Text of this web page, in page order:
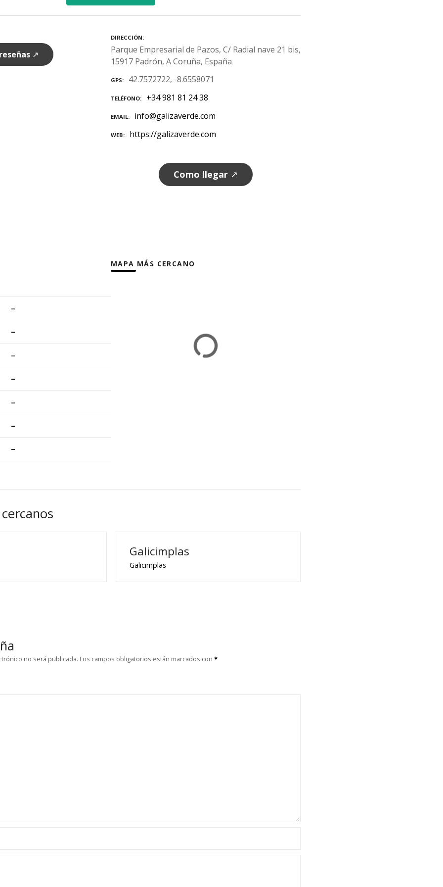
↗
DIRECCIÓN
Parque Empresarial de Pazos, C/ Radial nave 21 bis,
15917 Padrón, A Coruña, España
GPS 42.7572722, -8.6558071
TELÉFONO +34 981 81 24 38
EMAIL info@galizaverde.com
WEB https://galizaverde.com
Como llegar ↗
–
–
–
–
–
–
–
MAPA MÁS CERCANO
Galicimplas
Galicimplas
no será publicada. Los campos obligatorios están marcados con